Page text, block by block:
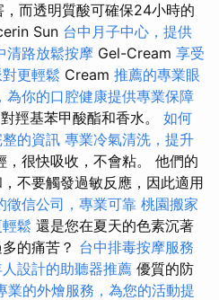
而透明質酸可確保24小時的
Sun 台中月子中心，提供
清路放鬆按摩 Gel-Cream 享受
更輕鬆 Cream 推薦的專業眼
為你的口腔健康提供專業保障
羥基苯甲酸酯和香水。 如何
的資訊 專業冷氣清洗，提升
，很快吸收，不會粘。 他們的
不要觸發過敏反應，因此適用
徵信公司，專業可靠 桃園搬家
鬆 還是您在夏天的色素沉著
的痛苦？ 台中排毒按摩服務
設計的助聽器推薦 優質的防
業的外燴服務，為您的活動提